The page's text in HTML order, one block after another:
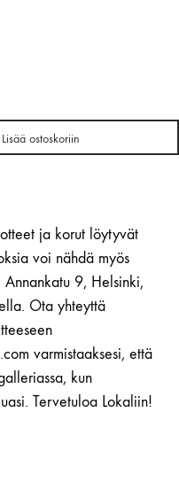
Lisää ostoskoriin
ja korut löytyvät
voi nähdä myös
9, Helsinki,
Ota yhteyttä
varmistaaksesi, että
kun
Tervetuloa Lokaliin!